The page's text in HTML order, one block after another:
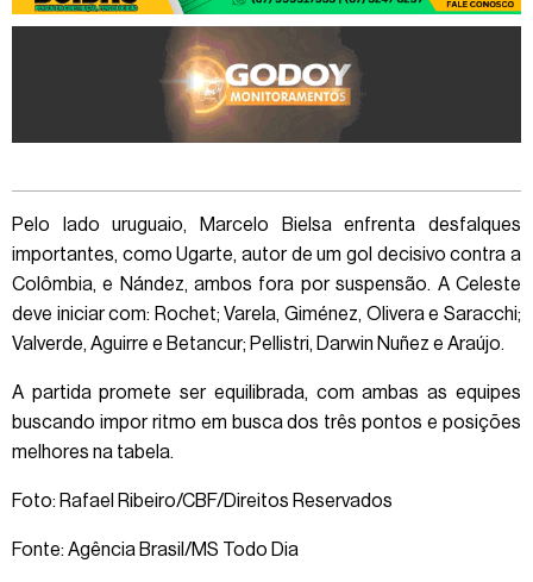
Pelo lado uruguaio, Marcelo Bielsa enfrenta desfalques
importantes, como Ugarte, autor de um gol decisivo contra a
Colômbia, e Nández, ambos fora por suspensão. A Celeste
deve iniciar com: Rochet; Varela, Giménez, Olivera e Saracchi;
Valverde, Aguirre e Betancur; Pellistri, Darwin Nuñez e Araújo.
A partida promete ser equilibrada, com ambas as equipes
buscando impor ritmo em busca dos três pontos e posições
melhores na tabela.
Foto: Rafael Ribeiro/CBF/Direitos Reservados
Fonte: Agência Brasil/MS Todo Dia